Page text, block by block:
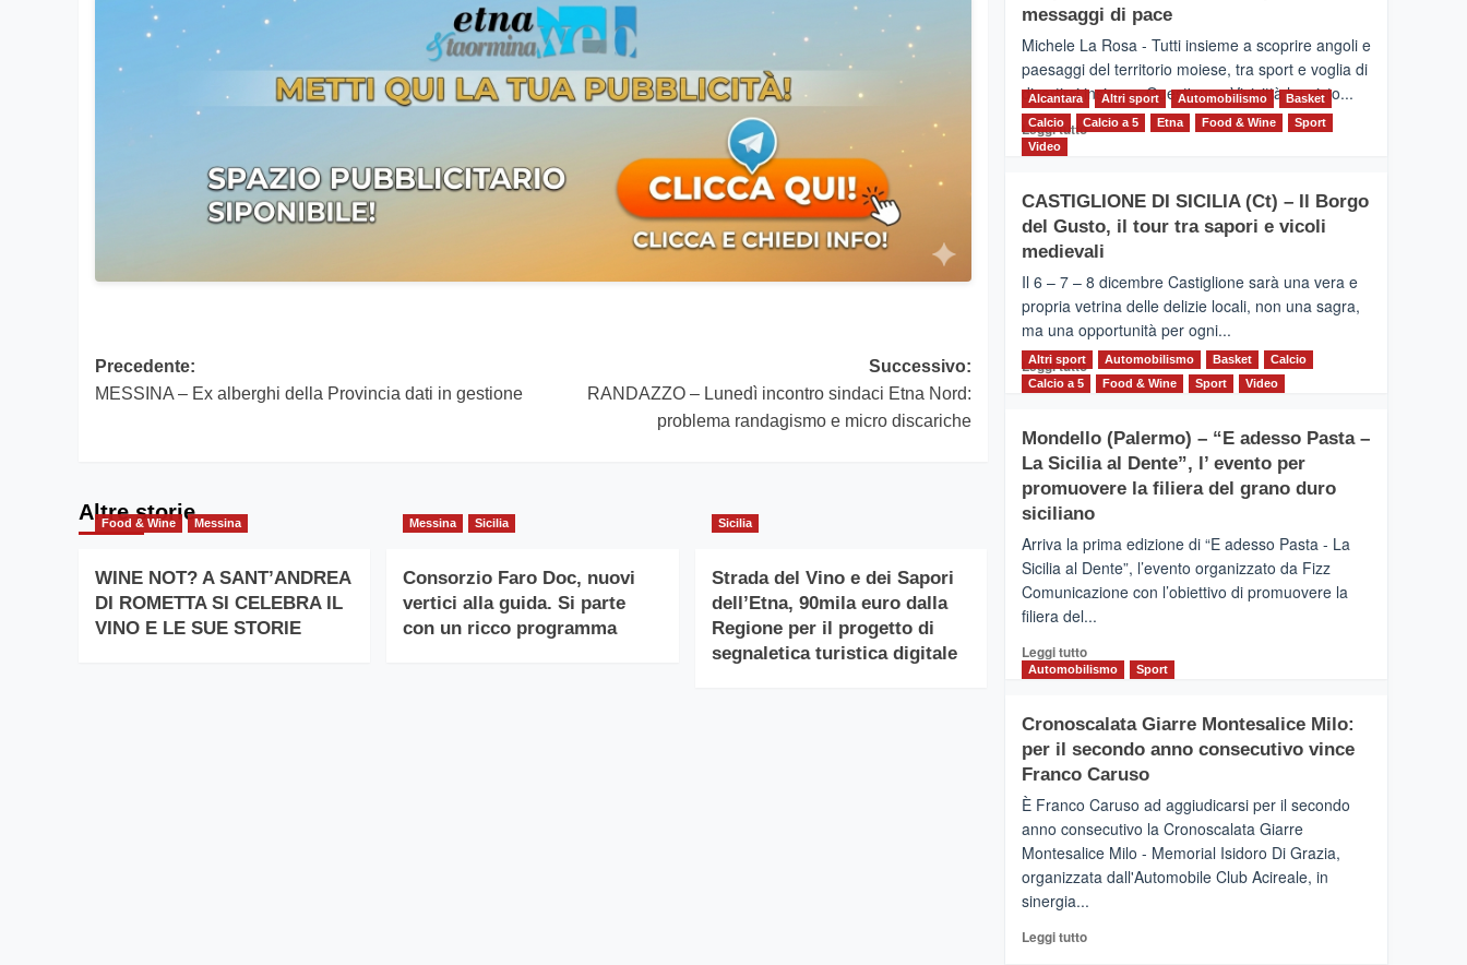
Navigazione
articolo
Precedente:
MESSINA – Ex alberghi della Provincia dati in gestione
Successivo:
RANDAZZO – Lunedì incontro sindaci Etna Nord:
problema randagismo e micro discariche
Altre storie
Food & Wine Messina
WINE NOT? A SANT’ANDREA
DI ROMETTA SI CELEBRA IL
VINO E LE SUE STORIE
Messina Sicilia
Consorzio Faro Doc, nuovi
vertici alla guida. Si parte
con un ricco programma
Sicilia
Strada del Vino e dei Sapori
dell’Etna, 90mila euro dalla
Regione per il progetto di
segnaletica turistica digitale
Supermaratona
messaggi di pace
Michele La Rosa - Tutti insieme a scoprire angoli e
paesaggi del territorio moiese, tra sport e voglia di
divertirsi insieme. Quest'anno Vivicittà ha visto...
Leggi tuttoLeggi
MOIO
ALCANTARA
–
alla
scoperta
del
territorio,
tra
sport
messaggi
di
Alcantara Altri sport Automobilismo
Basket
Calcio
Calcio a 5 Etna Food & Wine
Sport
Video
CASTIGLIONE DI SICILIA (Ct) – Il Borgo
del Gusto, il tour tra sapori e vicoli
medievali
Il 6 – 7 – 8 dicembre Castiglione sarà una vera e
propria vetrina delle delizie locali, non una sagra,
ma una opportunità per ogni...
Leggi tuttoLeggi
CASTIGLIONE
DI
SICILIA
(Ct)
Il
Borgo
del
tour
tra
vicoli
medievali
Altri sport Automobilismo Basket
Calcio
Calcio a 5
Food & Wine Sport Video
Mondello (Palermo) – “E adesso Pasta –
La Sicilia al Dente”, l’ evento per
promuovere la filiera del grano duro
siciliano
Arriva la prima edizione di “E adesso Pasta - La
Sicilia al Dente”, l’evento organizzato da Fizz
Comunicazione con l’obiettivo di promuovere la
filiera del...
Leggi tuttoLeggi
di
Mondello
(Palermo)
–
adesso
Pasta
–
La
Dente”,
Automobilismo Sport
Cronoscalata Giarre Montesalice Milo:
per il secondo anno consecutivo vince
Franco Caruso
È Franco Caruso ad aggiudicarsi per il secondo
anno consecutivo la Cronoscalata Giarre
Montesalice Milo - Memorial Isidoro Di Grazia,
organizzata dall'Automobile Club Acireale, in
sinergia...
Leggi tuttoLeggi